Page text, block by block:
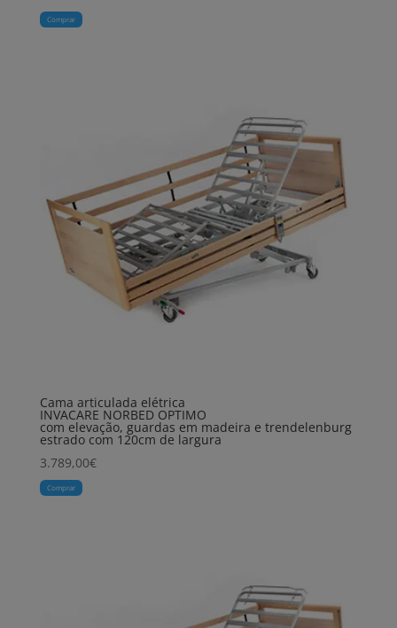
Comprar
Cama articulada elétrica
INVACARE NORBED OPTIMO
com elevação, guardas em madeira e trendelenburg
estrado com 120cm de largura
3.789,00€
Comprar